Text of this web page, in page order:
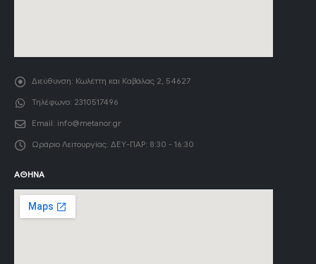
Διεύθυνση: Κωλέττη και Καβάλας 2, 54627
Τηλέφωνο: 2310517496
Email: info@metanor.gr
Ωράριο Λειτουργίας: ΔΕΥ-ΠΑΡ: 8:30 - 16:30
ΑΘΉΝΑ